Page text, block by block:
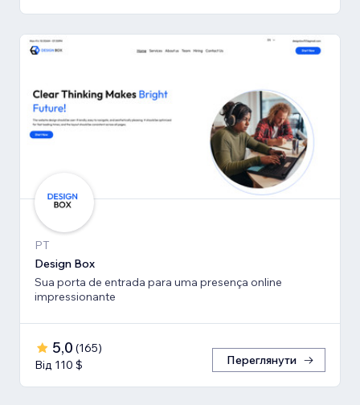
PT
Design Box
Sua porta de entrada para uma presença online
impressionante
5,0 (165)
Від 110 $
Переглянути